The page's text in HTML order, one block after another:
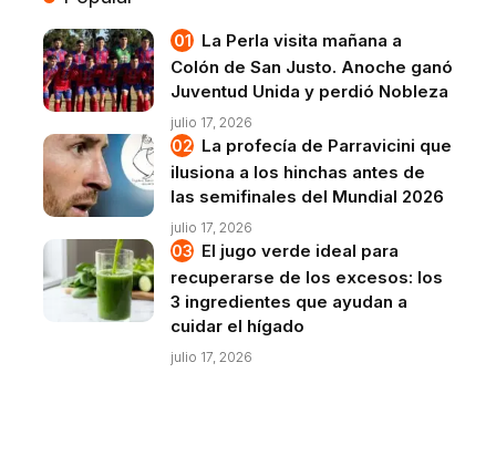
La Perla visita mañana a
Colón de San Justo. Anoche ganó
Juventud Unida y perdió Nobleza
julio 17, 2026
La profecía de Parravicini que
ilusiona a los hinchas antes de
las semifinales del Mundial 2026
julio 17, 2026
El jugo verde ideal para
recuperarse de los excesos: los
3 ingredientes que ayudan a
cuidar el hígado
julio 17, 2026